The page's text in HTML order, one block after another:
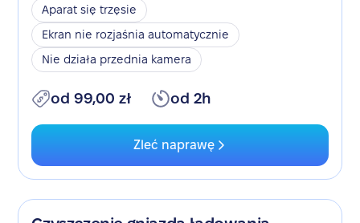
Aparat się trzęsie
Ekran nie rozjaśnia automatycznie
Nie działa przednia kamera
od 99,00 zł od 2h
Zleć naprawę